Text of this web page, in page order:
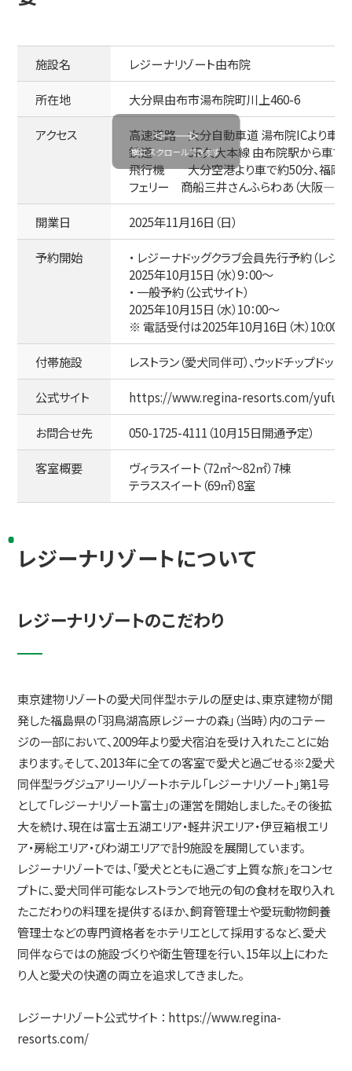
施設名 レジーナリゾート由布院
所在地 大分県由布市湯布院町川上460-6
アクセス
高速道路 大分自動車道 湯布院ICより車で
鉄道 JR久大本線 由布院駅から車で
飛行機 大分空港より車で約50分、福岡
フェリー 商船三井さんふらわあ（大阪—別
開業日 2025年11月16日（日）
予約開始
・ レジーナドッグクラブ会員先行予約（レジ
2025年10月15日（水）9：00～
・ 一般予約（公式サイト）
2025年10月15日（水）10：00～
※ 電話受付は2025年10月16日（木）10:00よ
付帯施設 レストラン（愛犬同伴可）、ウッドチップド
公式サイト https://www.regina-resorts.com/yufuin/
お問合せ先 050-1725-4111（10月15日開通予定）
客室概要
ヴィラスイート（72㎡～82㎡）7棟
テラススイート（69㎡）8室
レジーナリゾートについて
レジーナリゾートのこだわり
東京建物リゾートの愛犬同伴型ホテルの歴史は、東京建物が開
発した福島県の「羽鳥湖高原レジーナの森」（当時）内のコテー
ジの一部において、2009年より愛犬宿泊を受け入れたことに始
まります。そして、2013年に全ての客室で愛犬と過ごせる※2愛犬
同伴型ラグジュアリーリゾートホテル「レジーナリゾート」第1号
として「レジーナリゾート富士」の運営を開始しました。その後拡
大を続け、現在は富士五湖エリア・軽井沢エリア・伊豆箱根エリ
ア・房総エリア・びわ湖エリアで計9施設を展開しています。
レジーナリゾートでは、「愛犬とともに過ごす上質な旅」をコンセ
プトに、愛犬同伴可能なレストランで地元の旬の食材を取り入れ
たこだわりの料理を提供するほか、飼育管理士や愛玩動物飼養
管理士などの専門資格者をホテリエとして採用するなど、愛犬
同伴ならではの施設づくりや衛生管理を行い、15年以上にわた
り人と愛犬の快適の両立を追求してきました。
レジーナリゾート公式サイト ： https://www.regina-
resorts.com/